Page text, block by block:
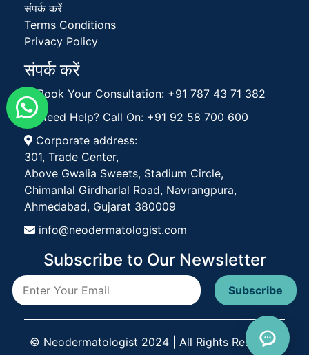
संपर्क करें
Terms Conditions
Privacy Policy
संपर्क करें
Book Your Consultation: +91 787 43 71 382
Need Help? Call On: +91 92 58 700 600
Corporate address:
301, Trade Center,
Above Gwalia Sweets, Stadium Circle,
Chimanlal Girdharlal Road, Navrangpura,
Ahmedabad, Gujarat 380009
info@neodermatologist.com
Subscribe to Our Newsletter
© Neodermatologist 2024 | All Rights Reserved